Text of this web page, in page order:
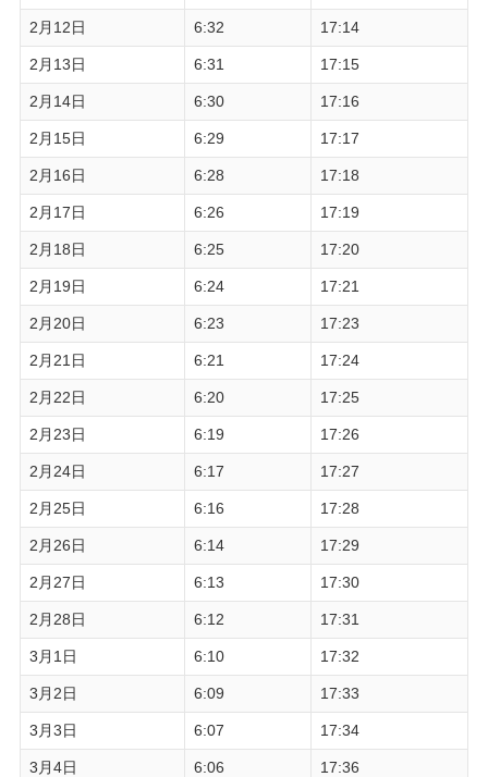
2月12日 6:32 17:14
2月13日 6:31 17:15
2月14日 6:30 17:16
2月15日 6:29 17:17
2月16日 6:28 17:18
2月17日 6:26 17:19
2月18日 6:25 17:20
2月19日 6:24 17:21
2月20日 6:23 17:23
2月21日 6:21 17:24
2月22日 6:20 17:25
2月23日 6:19 17:26
2月24日 6:17 17:27
2月25日 6:16 17:28
2月26日 6:14 17:29
2月27日 6:13 17:30
2月28日 6:12 17:31
3月1日 6:10 17:32
3月2日 6:09 17:33
3月3日 6:07 17:34
3月4日 6:06 17:36